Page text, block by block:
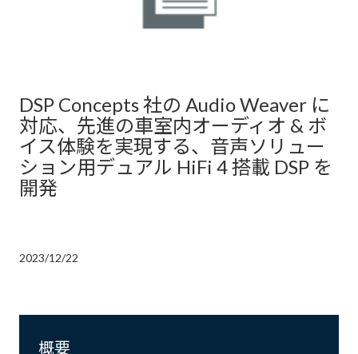
DSP Concepts 社の Audio Weaver に
対応、先進の車室内オーディオ & ボ
イス体験を実現する、音声ソリュー
ション用デュアル HiFi 4 搭載 DSP を
開発
2023/12/22
概要